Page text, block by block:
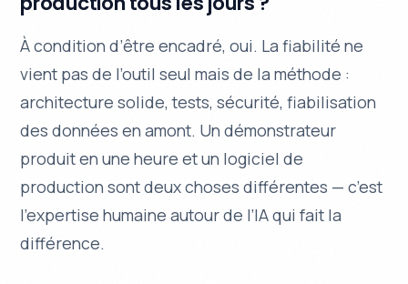
À condition d’être encadré, oui. La fiabilité ne
vient pas de l’outil seul mais de la méthode :
architecture solide, tests, sécurité, fiabilisation
des données en amont. Un démonstrateur
produit en une heure et un logiciel de
production sont deux choses différentes — c’est
l’expertise humaine autour de l’IA qui fait la
différence.